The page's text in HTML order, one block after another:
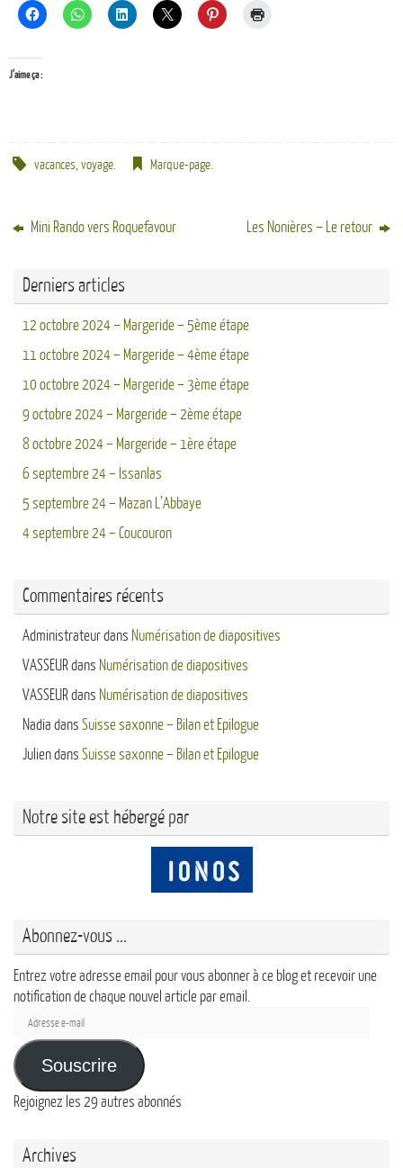
J’aime ça :
vacances,voyage. Marque-page.
Mini Rando vers Roquefavour Les Nonières – Le retour
Derniers articles
12 octobre 2024 – Margeride – 5ème étape
11 octobre 2024 – Margeride – 4ème étape
10 octobre 2024 – Margeride – 3ème étape
9 octobre 2024 – Margeride – 2ème étape
8 octobre 2024 – Margeride – 1ère étape
6 septembre 24 – Issanlas
5 septembre 24 – Mazan L’Abbaye
4 septembre 24 – Coucouron
Commentaires récents
Administrateurdans Numérisation de diapositives
VASSEURdans Numérisation de diapositives
VASSEURdans Numérisation de diapositives
Nadia dans Suisse saxonne – Bilan et Epilogue
Juliendans Suisse saxonne – Bilan et Epilogue
Notre site est hébergé par
Abonnez-vous ...
Entrez votre adresse email pour vous abonner à ce blog et recevoir une
notification de chaque nouvel article par email.
Adresse
mail
Souscrire
Rejoignez les 29 autres abonnés
Archives